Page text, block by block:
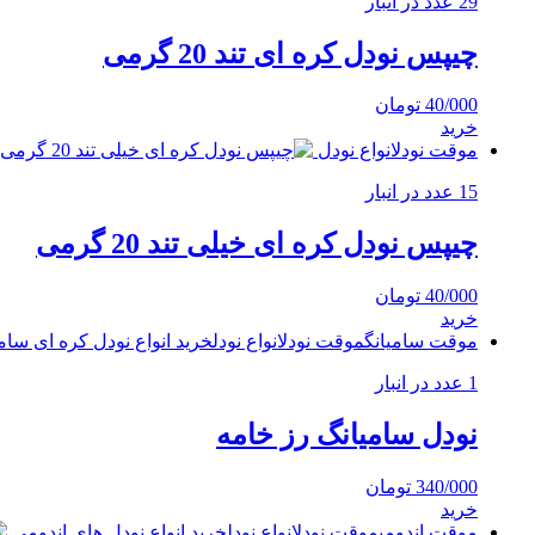
چیپس نودل کره ای تند 20 گرمی
40/000 تومان
خرید
موقت نودلانواع نودل
15 عدد در انبار
چیپس نودل کره ای خیلی تند 20 گرمی
40/000 تومان
خرید
موقت سامیانگموقت نودلانواع نودلخرید انواع نودل کره ای
1 عدد در انبار
نودل سامیانگ رز خامه
340/000 تومان
خرید